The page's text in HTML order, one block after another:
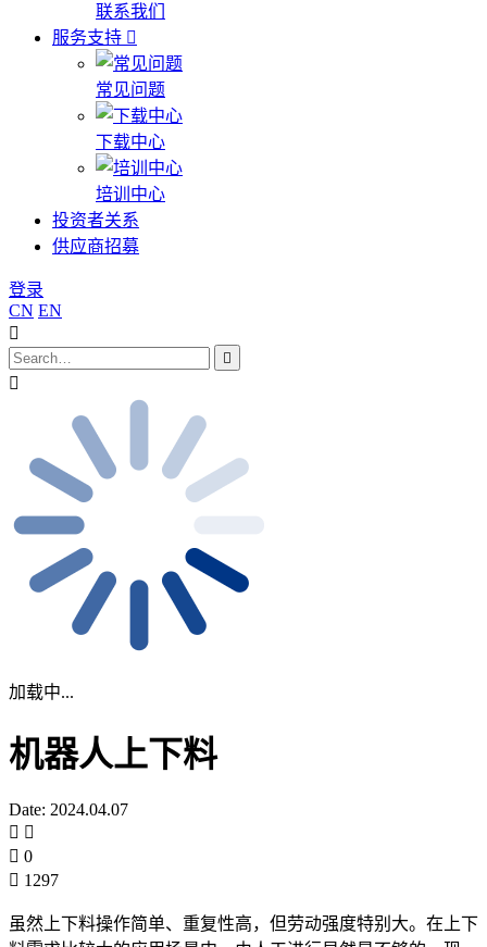
联系我们
服务支持
常见问题
下载中心
培训中心
投资者关系
供应商招募
登录
CN EN
加载中...
机器人上下料
Date: 2024.04.07
0
1297
虽然上下料操作简单、重复性高，但劳动强度特别大。在上下